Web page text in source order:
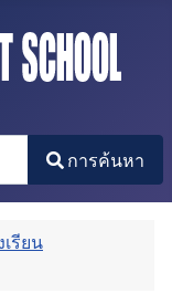
for results.
การค้นหา
รียน